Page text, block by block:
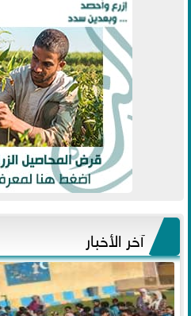
آخر الأخبار